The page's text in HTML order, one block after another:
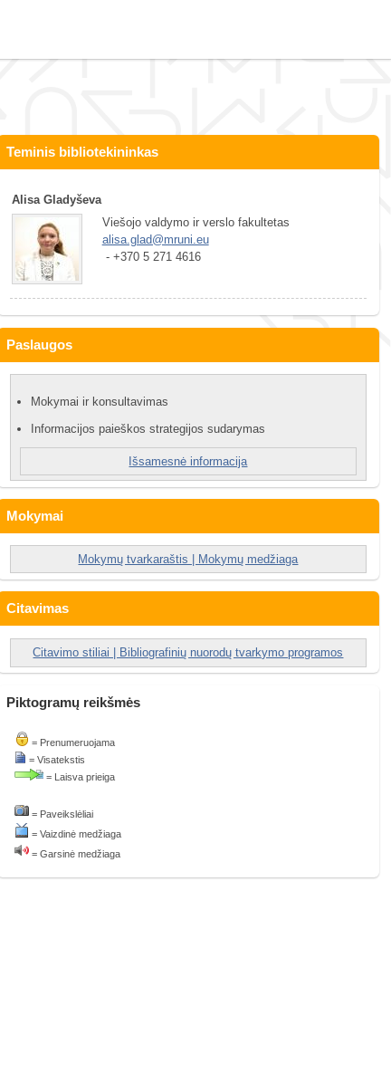
Teminis bibliotekininkas
Alisa Gladyševa
Viešojo valdymo ir verslo fakultetas
alisa.glad@mruni.eu
- +370 5 271 4616
Paslaugos
Mokymai ir konsultavimas
Informacijos paieškos strategijos sudarymas
Išsamesnė informacija
Mokymai
Mokymų tvarkaraštis | Mokymų medžiaga
Citavimas
Citavimo stiliai | Bibliografinių nuorodų tvarkymo programos
Piktogramų reikšmės
= Prenumeruojama
= Visatekstis
= Laisva prieiga
= Paveikslėliai
= Vaizdinė medžiaga
= Garsinė medžiaga